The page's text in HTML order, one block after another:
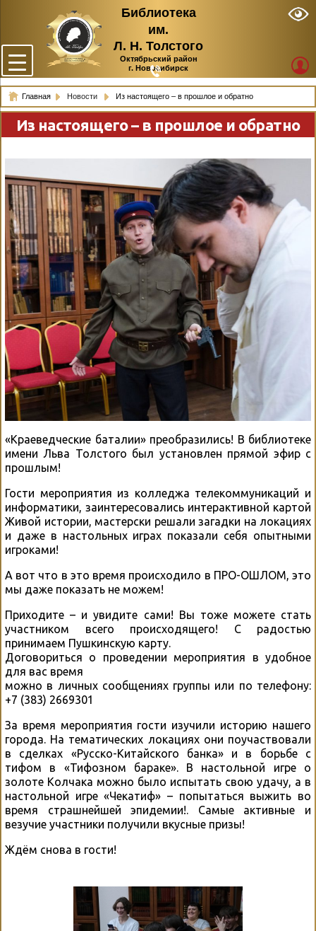
Библиотека
им.
Л. Н. Толстого
Октябрьский район
г. Новосибирск
Главная Новости Из настоящего – в прошлое и обратно
Из настоящего – в прошлое и обратно
«Краеведческие баталии» преобразились! В библиотеке
имени Льва Толстого был установлен прямой эфир с
прошлым!
Гости мероприятия из колледжа телекоммуникаций и
информатики, заинтересовались интерактивной картой
Живой истории, мастерски решали загадки на локациях
и даже в настольных играх показали себя опытными
игроками!
А вот что в это время происходило в ПРО-ОШЛОМ, это
мы даже показать не можем!
Приходите – и увидите сами! Вы тоже можете стать
участником всего происходящего! С радостью
принимаем Пушкинскую карту.
Договориться о проведении мероприятия в удобное
для вас время
можно в личных сообщениях группы или по телефону:
+7 (383) 2669301
За время мероприятия гости изучили историю нашего
города. На тематических локациях они поучаствовали
в сделках «Русско-Китайского банка» и в борьбе с
тифом в «Тифозном бараке». В настольной игре о
золоте Колчака можно было испытать свою удачу, а в
настольной игре «Чекатиф» – попытаться выжить во
время страшнейшей эпидемии!. Самые активные и
везучие участники получили вкусные призы!
Ждём снова в гости!